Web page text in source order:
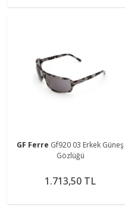
GF Ferre Gf920 03 Erkek Güneş
Gözlüğü
1.713,50 TL